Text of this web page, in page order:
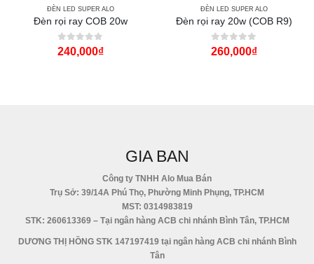
ĐÈN LED SUPER ALO
Đèn rọi ray COB 20w
0out of 5
240,000₫
ĐÈN LED SUPER ALO
Đèn rọi ray 20w (COB R9)
0out of 5
260,000₫
GIA BAN
Công ty TNHH Alo Mua Bán
Trụ Sở: 39/14A Phú Thọ, Phường Minh Phụng, TP.HCM
MST: 0314983819
STK: 260613369 – Tại ngân hàng ACB chi nhánh Bình Tân, TP.HCM
DƯƠNG THỊ HỒNG STK 147197419 tại ngân hàng ACB chi nhánh Bình
Tân